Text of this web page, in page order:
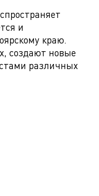
и
краю.
создают новые
различных